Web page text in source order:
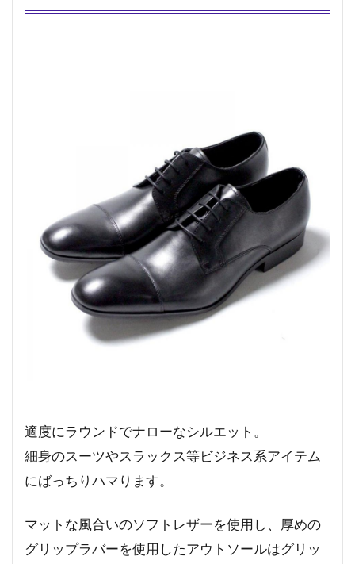
適度にラウンドでナローなシルエット。
細身のスーツやスラックス等ビジネス系アイテム
にばっちりハマります。
マットな風合いのソフトレザーを使用し、厚めの
グリップラバーを使用したアウトソールはグリッ